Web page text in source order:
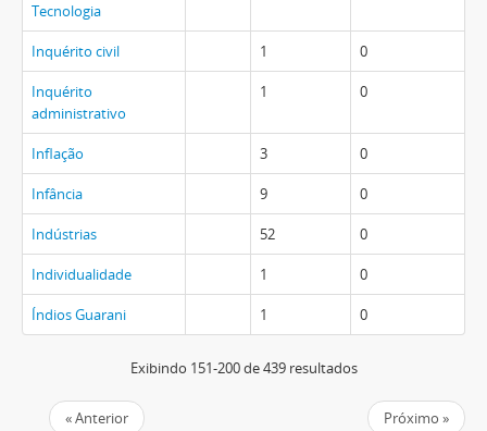
Tecnologia
Inquérito civil 1 0
Inquérito
administrativo
1 0
Inflação 3 0
Infância 9 0
Indústrias 52 0
Individualidade 1 0
Índios Guarani 1 0
Exibindo 151-200 de 439 resultados
« Anterior Próximo »